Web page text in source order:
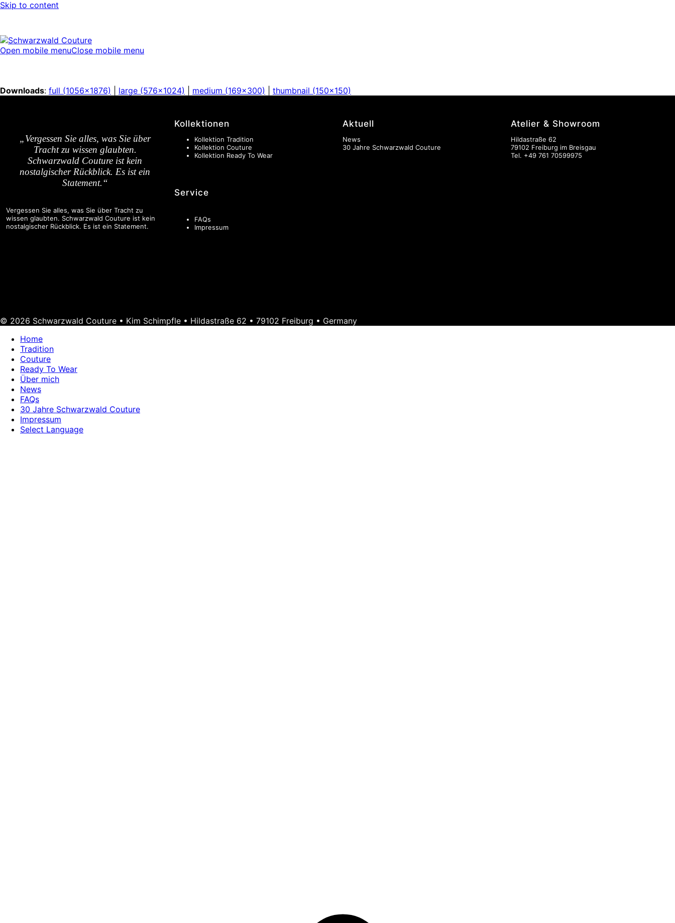
Skip to content
Open mobile menuClose mobile menu
Downloads: full (1056x1876) large (576x1024) medium (169x300) thumbnail (150x150)
„Vergessen Sie alles, was Sie über
Tracht zu wissen glaubten.
Schwarzwald Couture ist kein
nostalgischer Rückblick. Es ist ein
Statement.“
Vergessen Sie alles, was Sie über Tracht zu
wissen glaubten. Schwarzwald Couture ist kein
nostalgischer Rückblick. Es ist ein Statement.
Kollektionen
Kollektion Tradition
Kollektion Couture
Kollektion Ready To Wear
Service
FAQs
Impressum
Aktuell
News
30 Jahre Schwarzwald Couture
Atelier & Showroom
Hildastraße 62
79102 Freiburg im Breisgau
Tel. +49 761 70599975
© 2026 Schwarzwald Couture • Kim Schimpfle • Hildastraße 62 • 79102 Freiburg • Germany
Home
Tradition
Couture
Ready To Wear
Über mich
News
FAQs
30 Jahre Schwarzwald Couture
Impressum
Select Language